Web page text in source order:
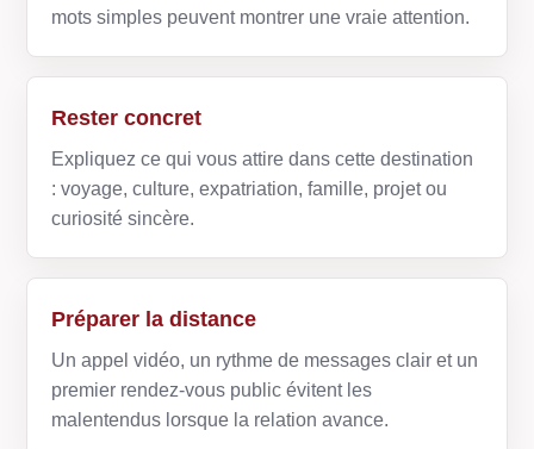
mots simples peuvent montrer une vraie attention.
Rester concret
Expliquez ce qui vous attire dans cette destination
: voyage, culture, expatriation, famille, projet ou
curiosité sincère.
Préparer la distance
Un appel vidéo, un rythme de messages clair et un
premier rendez-vous public évitent les
malentendus lorsque la relation avance.